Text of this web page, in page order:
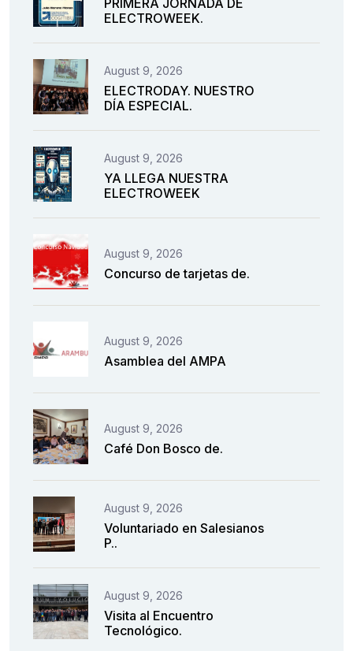
PRIMERA JORNADA DE
ELECTROWEEK.
August 9, 2026
ELECTRODAY. NUESTRO
DÍA ESPECIAL.
August 9, 2026
YA LLEGA NUESTRA
ELECTROWEEK
August 9, 2026
Concurso de tarjetas de.
August 9, 2026
Asamblea del AMPA
August 9, 2026
Café Don Bosco de.
August 9, 2026
Voluntariado en Salesianos
P..
August 9, 2026
Visita al Encuentro
Tecnológico.